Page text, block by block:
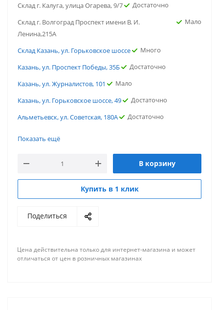
Склад г. Калуга, улица Огарева, 9/7
Достаточно
Склад г. Волгоград Проспект имени В. И.
Ленина,215А
Мало
Склад Казань, ул. Горьковское шоссе
Много
Казань, ул. Проспект Победы, 35Б
Достаточно
Казань, ул. Журналистов, 101
Мало
Казань, ул. Горьковское шоссе, 49
Достаточно
Альметьевск, ул. Советская, 180А
Достаточно
г. Саратов, ул. Политехническая
Мало
г. Новосибирск, ул. Нижегородская
Достаточно
г. Нижний Новгород, ул. Переходникова
г. Владимир, ул. Дзержинского
Достаточно
Показать ещё
В корзину
Купить в 1 клик
Поделиться
Цена действительна только для интернет-магазина и может
отличаться от цен в розничных магазинах